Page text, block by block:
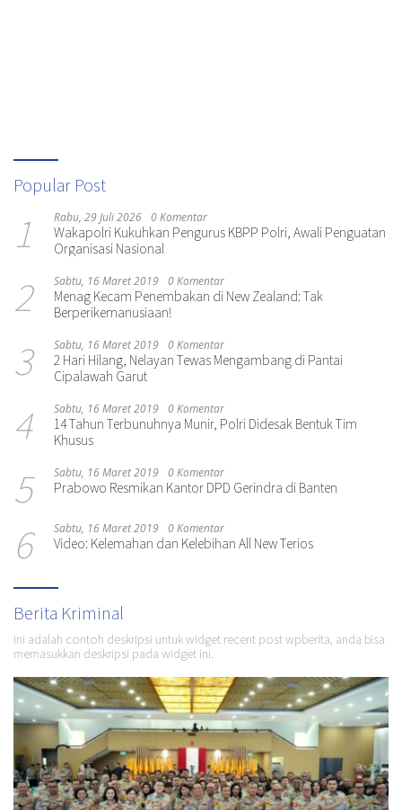
Popular Post
1 Rabu, 29 Juli 2026 0 Komentar
Wakapolri Kukuhkan Pengurus KBPP Polri, Awali Penguatan
Organisasi Nasional
2 Sabtu, 16 Maret 2019 0 Komentar
Menag Kecam Penembakan di New Zealand: Tak
Berperikemanusiaan!
3 Sabtu, 16 Maret 2019 0 Komentar
2 Hari Hilang, Nelayan Tewas Mengambang di Pantai
Cipalawah Garut
4 Sabtu, 16 Maret 2019 0 Komentar
14 Tahun Terbunuhnya Munir, Polri Didesak Bentuk Tim
Khusus
5 Sabtu, 16 Maret 2019 0 Komentar
Prabowo Resmikan Kantor DPD Gerindra di Banten
6 Sabtu, 16 Maret 2019 0 Komentar
Video: Kelemahan dan Kelebihan All New Terios
Berita Kriminal
Ini adalah contoh deskripsi untuk widget recent post wpberita, anda bisa
memasukkan deskripsi pada widget ini.